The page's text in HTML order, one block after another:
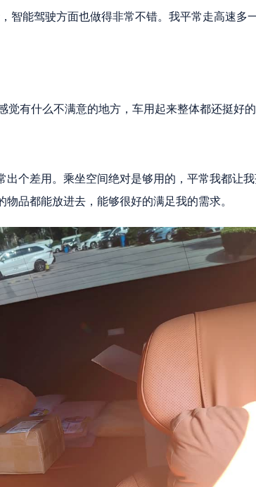
智能驾驶方面也做得非常不错。我平常走高速多
有什么不满意的地方，车用起来整体都还挺好的
个差用。乘坐空间绝对是够用的，平常我都让
品都能放进去，能够很好的满足我的需求。